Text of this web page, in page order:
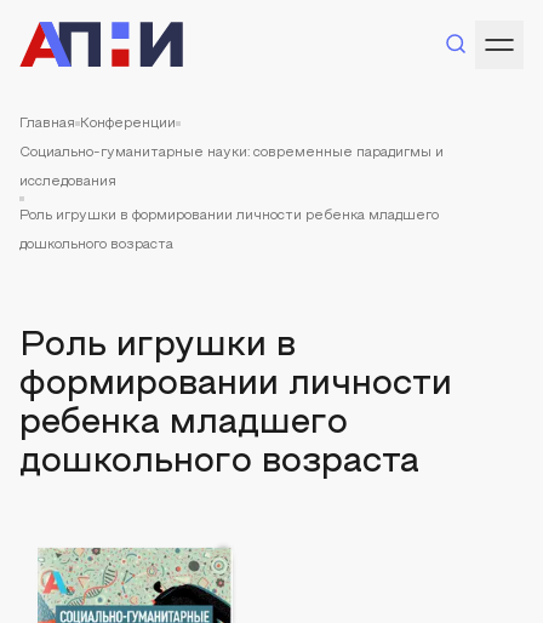
Главная Конференции
Социально-гуманитарные науки: современные парадигмы и
исследования
Роль игрушки в формировании личности ребенка младшего
дошкольного возраста
Роль игрушки в
формировании личности
ребенка младшего
дошкольного возраста